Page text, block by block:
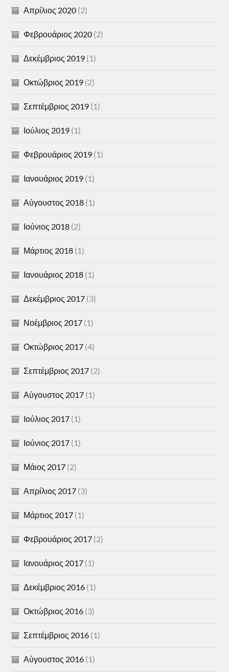
Απρίλιος 2020 (2)
Φεβρουάριος 2020 (2)
Δεκέμβριος 2019 (1)
Οκτώβριος 2019 (2)
Σεπτέμβριος 2019 (1)
Ιούλιος 2019 (1)
Φεβρουάριος 2019 (1)
Ιανουάριος 2019 (1)
Αύγουστος 2018 (1)
Ιούνιος 2018 (2)
Μάρτιος 2018 (1)
Ιανουάριος 2018 (1)
Δεκέμβριος 2017 (3)
Νοέμβριος 2017 (1)
Οκτώβριος 2017 (4)
Σεπτέμβριος 2017 (2)
Αύγουστος 2017 (1)
Ιούλιος 2017 (1)
Ιούνιος 2017 (1)
Μάιος 2017 (2)
Απρίλιος 2017 (3)
Μάρτιος 2017 (1)
Φεβρουάριος 2017 (2)
Ιανουάριος 2017 (1)
Δεκέμβριος 2016 (1)
Οκτώβριος 2016 (3)
Σεπτέμβριος 2016 (1)
Αύγουστος 2016 (1)